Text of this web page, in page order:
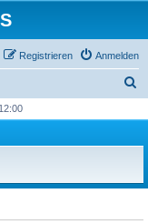
Anmelden
Registrieren
h